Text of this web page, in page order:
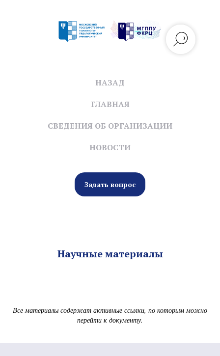
НАЗАД
ГЛАВНАЯ
СВЕДЕНИЯ ОБ ОРГАНИЗАЦИИ
НОВОСТИ
Задать вопрос
Научные материалы
Все материалы содержат активные ссылки, по которым можно
перейти к документу.